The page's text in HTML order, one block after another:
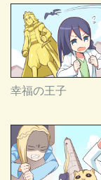
幸福の王子